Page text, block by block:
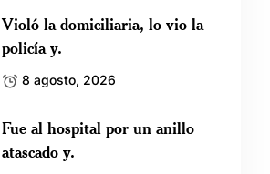
Violó la domiciliaria, lo vio la
policía y.
8 agosto, 2026
Fue al hospital por un anillo
atascado y.